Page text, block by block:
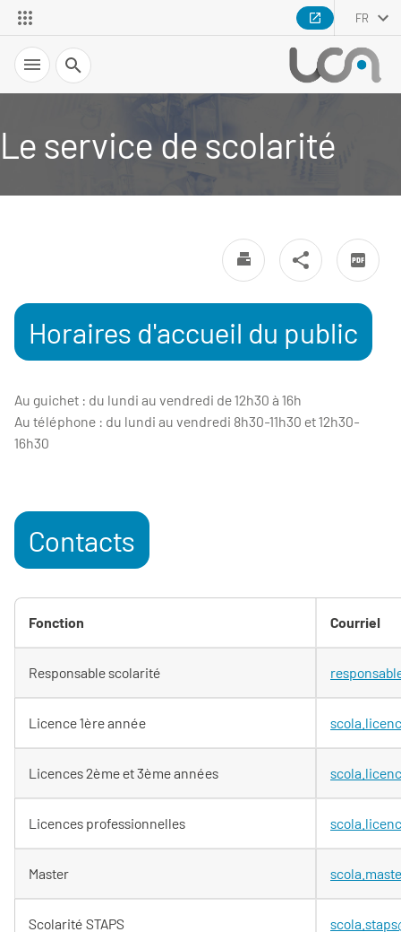
FR
Recherche
Le service de scolarité
Horaires d'accueil du public
Au guichet : du lundi au vendredi de 12h30 à 16h
Au téléphone : du lundi au vendredi 8h30-11h30 et 12h30-
16h30
Contacts
Fonction Courriel
Responsable scolarité
Licence 1ère année
Licences 2ème et 3ème années
Licences professionnelles
Master
Scolarité STAPS